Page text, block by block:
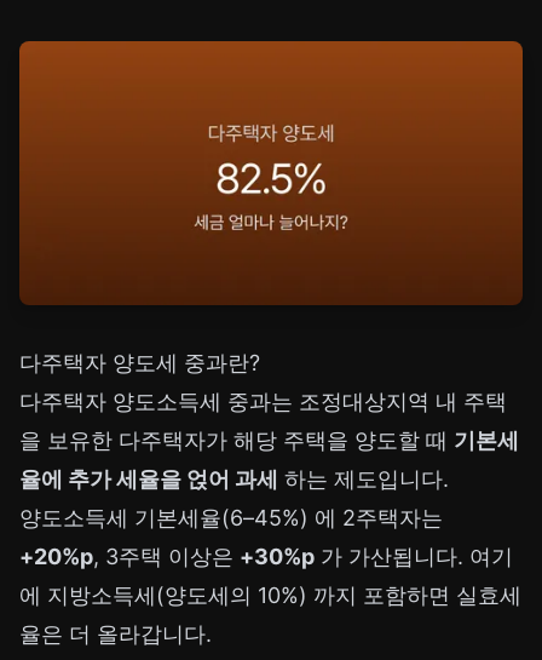
다주택자 양도세 중과란?
다주택자 양도소득세 중과는 조정대상지역 내 주택
을 보유한 다주택자가 해당 주택을 양도할 때 기본세
율에 추가 세율을 얹어 과세 하는 제도입니다.
양도소득세 기본세율(6–45%) 에 2주택자는
+20%p, 3주택 이상은 +30%p 가 가산됩니다. 여기
에 지방소득세(양도세의 10%) 까지 포함하면 실효세
율은 더 올라갑니다.